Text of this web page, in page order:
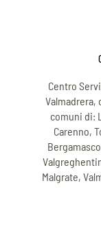
Centro
comuni di:
Carenno,
Malgrate,